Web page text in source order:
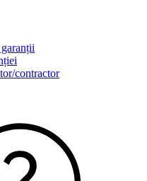
contractor